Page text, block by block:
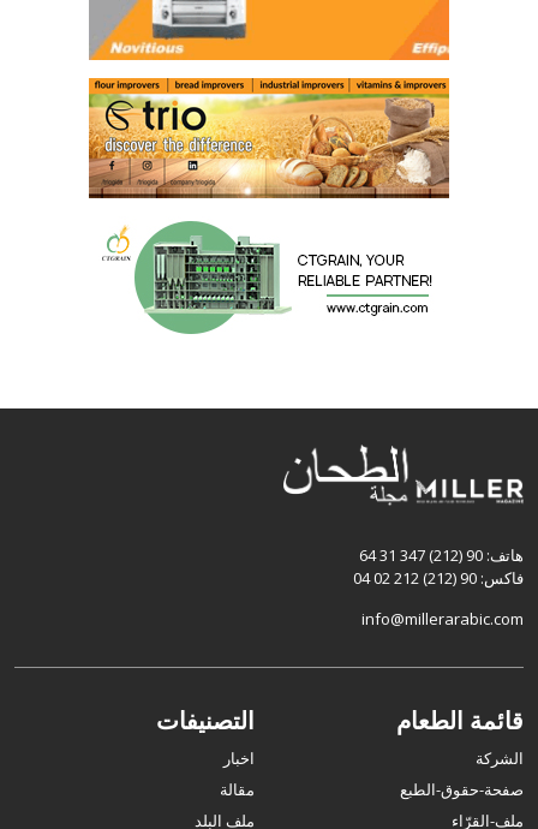
هاتف: 90 (212) 347 31 64
فاكس: 90 (212) 212 02 04
info@millerarabic.com
قائمة الطعام
الشركة
صفحة-حقوق-الطبع
ملف-القرّاء
التصنيفات
اخبار
مقالة
ملف البلد